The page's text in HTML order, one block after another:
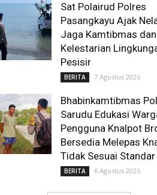
Sat Polairud Polres
Pasangkayu Ajak
Jaga Kamtibmas dan
Kelestarian
Pesisir
BERITA 7 Agustus 2026
Bhabinkamtibmas
Sarudu Edukasi
Pengguna Knalpot
Bersedia Melepas
Tidak Sesuai Standar
BERITA 6 Agustus 2026